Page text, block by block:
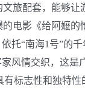
旅配套，能够
电影《给阿嬷
托“南海1号”的
风情交织，这
标志性和独特性